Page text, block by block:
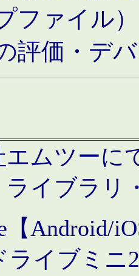
ファイル）
評価・デ
エムツーに
ライブラリ
【Android/
ライブミニ